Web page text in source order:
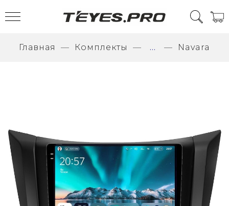
Главная Комплекты ... Navara